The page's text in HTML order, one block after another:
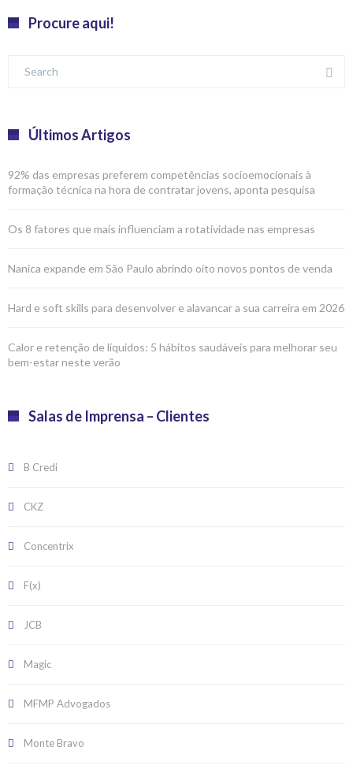
Procure aqui!
Últimos Artigos
92% das empresas preferem competências socioemocionais à
formação técnica na hora de contratar jovens, aponta pesquisa
Os 8 fatores que mais influenciam a rotatividade nas empresas
Nanica expande em São Paulo abrindo oito novos pontos de venda
Hard e soft skills para desenvolver e alavancar a sua carreira em 2026
Calor e retenção de líquidos: 5 hábitos saudáveis para melhorar seu
bem-estar neste verão
Salas de Imprensa – Clientes
B Credi
CKZ
Concentrix
F(x)
JCB
Magic
MFMP Advogados
Monte Bravo